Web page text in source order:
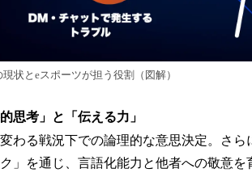
状とeスポーツが担う役割（図解）
的思考」と「伝える力」
わる戦況下での論理的な意思決定。さ
」を通じ、言語化能力と他者への敬意を